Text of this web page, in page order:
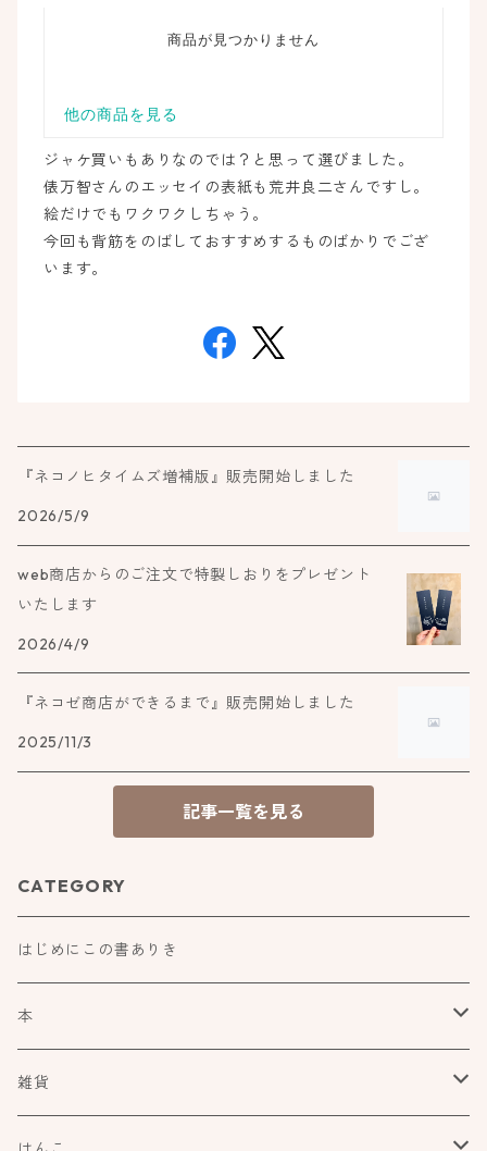
ジャケ買いもありなのでは？と思って選びました。
俵万智さんのエッセイの表紙も荒井良二さんですし。
絵だけでもワクワクしちゃう。
今回も背筋をのばしておすすめするものばかりでござ
います。
『ネコノヒタイムズ増補版』販売開始しました
2026/5/9
web商店からのご注文で特製しおりをプレゼント
いたします
2026/4/9
『ネコゼ商店ができるまで』販売開始しました
2025/11/3
記事一覧を見る
CATEGORY
はじめにこの書ありき
本
食べもの飲みものお酒とか
雑貨